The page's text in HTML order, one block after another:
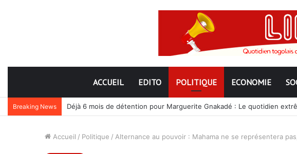
ACCUEIL EDITO POLITIQUE ECONOMIE
Breaking News Nouveau subterfuge en préparation de Faure Gnassingbé pour ne
Accueil / Politique / Alternance au pouvoir : Mahama ne se représentera